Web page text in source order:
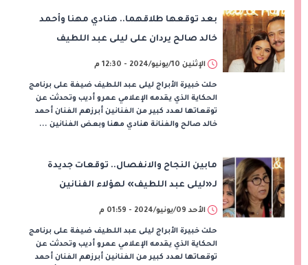
بعد توقعها طلاقهما.. هنادي مهنا وأحمد
خالد صالح يردان على ليلى عبد اللطيف
الإثنين 10/يونيو/2024 - 12:30 م
حلت خبيرة الأبراج ليلى عبد اللطيف ضيفة على برنامج
الحكاية الذي يقدمه الإعلامي عمرو أديب وتحدثت عن
توقعاتها لعدد كبير من الفنانين أبرزهم الفنان أحمد
خالد صالح والفنانة هنادي مهنا وبعض الفنانين ...
مابين النجاح والانفصال.. توقعات جديدة
لـ«ليلى عبد اللطيف» لهؤلاء الفنانين
الأحد 09/يونيو/2024 - 01:59 م
حلت خبيرة الأبراج ليلى عبد اللطيف ضيفة على برنامج
الحكاية الذي يقدمه الإعلامي عمرو أديب وتحدثت عن
توقعاتها لعدد كبير من الفنانين أبرزهم الفنان أحمد